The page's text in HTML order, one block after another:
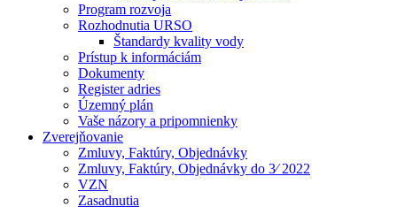
Program rozvoja
Rozhodnutia URSO
Štandardy kvality vody
Prístup k informáciám
Dokumenty
Register adries
Územný plán
Vaše názory a pripomnienky
Zverejňovanie
Zmluvy, Faktúry, Objednávky
Zmluvy, Faktúry, Objednávky do 3⁄ 2022
VZN
Zasadnutia